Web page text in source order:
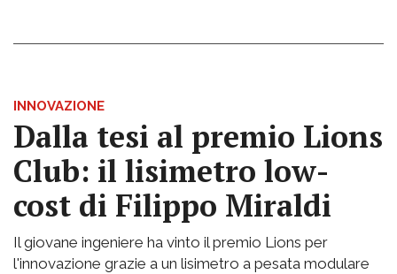
INNOVAZIONE
Dalla tesi al premio Lions
Club: il lisimetro low-
cost di Filippo Miraldi
Il giovane ingeniere ha vinto il premio Lions per
l'innovazione grazie a un lisimetro a pesata modulare